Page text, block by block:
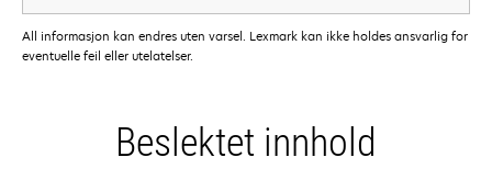
All informasjon kan endres uten varsel. Lexmark kan ikke holdes ansvarlig for
eventuelle feil eller utelatelser.
Beslektet innhold